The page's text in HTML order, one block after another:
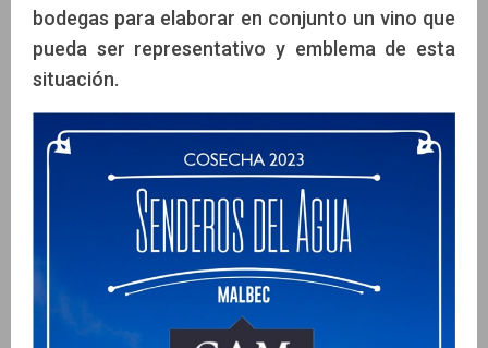
bodegas para elaborar en conjunto un vino que
pueda ser representativo y emblema de esta
situación.